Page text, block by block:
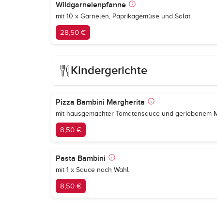
Wildgarnelenpfanne
mit 10 x Garnelen, Paprikagemüse und Salat
28,50 €
Kindergerichte
Pizza Bambini Margherita
mit hausgemachter Tomatensauce und geriebenem
8,50 €
Pasta Bambini
mit 1 x Sauce nach Wahl
8,50 €